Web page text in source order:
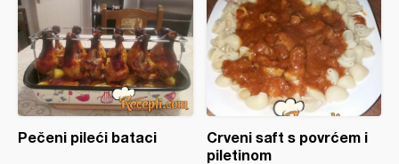
Pečeni pileći bataci
Crveni saft s povrćem i
piletinom